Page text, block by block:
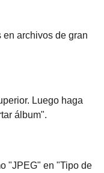
archivos de gran
Luego haga
álbum".
"JPEG" en "Tipo de